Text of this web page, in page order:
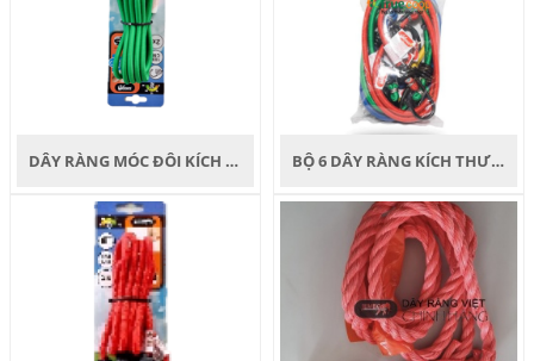
DÂY RÀNG MÓC ĐÔI KÍCH THƯỚC 150 CM BỘ 6 DÂY RÀNG KÍCH THƯỚC 2X25 45 60 80 100 CM